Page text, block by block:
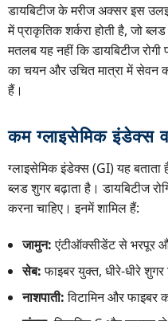
डायबिटीज के मरीज अक्सर इस
में प्राकृतिक शर्करा होती है, जो
मतलब यह नहीं कि डायबिटीज
का चयन और उचित मात्रा में
हैं।
कम ग्लाइसेमिक इंडेक्स
ग्लाइसेमिक इंडेक्स (GI) यह बताता
ब्लड शुगर बढ़ाता है। डायबिटीज
करना चाहिए। इनमें शामिल हैं:
जामुन:एंटीऑक्सीडेंट से भरपूर
सेब:फाइबर युक्त, धीरे-धीरे
नाशपाती:विटामिन और फाइबर